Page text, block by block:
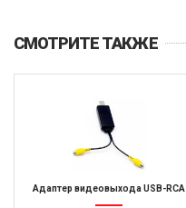
СМОТРИТЕ ТАКЖЕ
Адаптер видеовыхода USB-RCA